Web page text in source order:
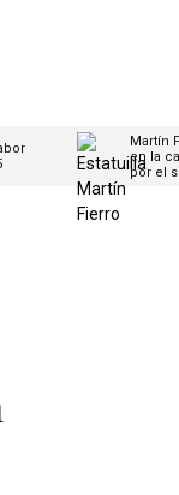
Martín
en la
por el